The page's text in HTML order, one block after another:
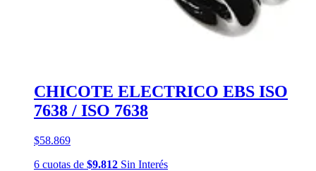
CHICOTE ELECTRICO EBS ISO
7638 / ISO 7638
$58.869
6 cuotas de $9.812 Sin Interés